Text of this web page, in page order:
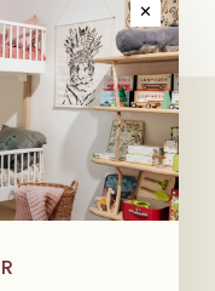
to share
alles te
✕